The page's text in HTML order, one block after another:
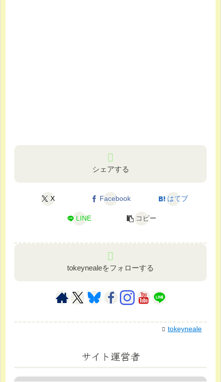
シェアする
X Facebook はてブ
LINE コピー
tokeynealeをフォローする
tokeyneale
サイト運営者